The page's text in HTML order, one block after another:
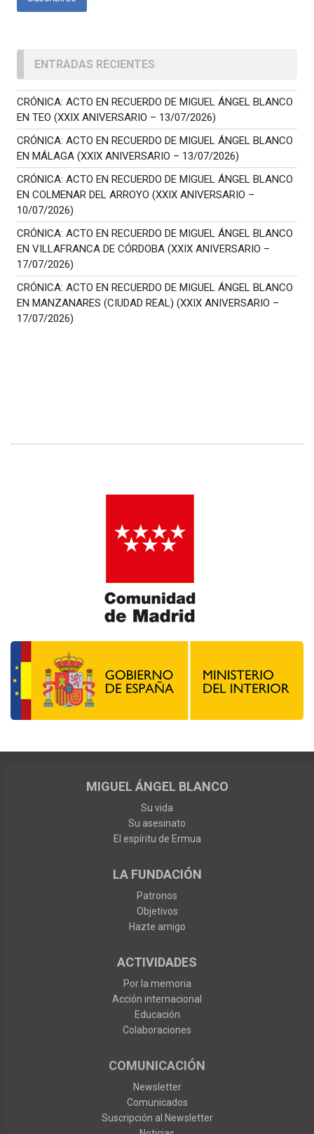
ENTRADAS RECIENTES
CRÓNICA: ACTO EN RECUERDO DE MIGUEL ÁNGEL BLANCO
EN TEO (XXIX ANIVERSARIO – 13/07/2026)
CRÓNICA: ACTO EN RECUERDO DE MIGUEL ÁNGEL BLANCO
EN MÁLAGA (XXIX ANIVERSARIO – 13/07/2026)
CRÓNICA: ACTO EN RECUERDO DE MIGUEL ÁNGEL BLANCO
EN COLMENAR DEL ARROYO (XXIX ANIVERSARIO –
10/07/2026)
CRÓNICA: ACTO EN RECUERDO DE MIGUEL ÁNGEL BLANCO
EN VILLAFRANCA DE CÓRDOBA (XXIX ANIVERSARIO –
17/07/2026)
CRÓNICA: ACTO EN RECUERDO DE MIGUEL ÁNGEL BLANCO
EN MANZANARES (CIUDAD REAL) (XXIX ANIVERSARIO –
17/07/2026)
MIGUEL ÁNGEL BLANCO
Su vida
Su asesinato
El espíritu de Ermua
LA FUNDACIÓN
Patronos
Objetivos
Hazte amigo
ACTIVIDADES
Por la memoria
Acción internacional
Educación
Colaboraciones
COMUNICACIÓN
Newsletter
Comunicados
Suscripción al Newsletter